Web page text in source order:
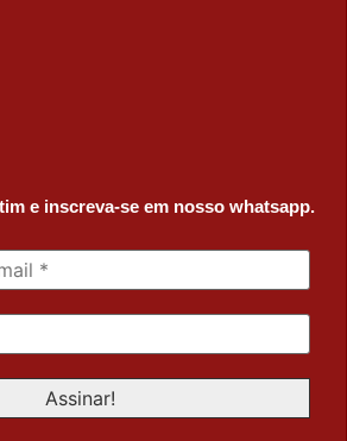
e inscreva-se em nosso whatsapp.